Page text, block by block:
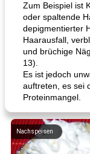
Zum Beispiel ist
oder spaltende
depigmentierter
Haarausfall,
und brüchige
13).
Es ist jedoch
auftreten, es sei
Proteinmangel.
Nachspeisen